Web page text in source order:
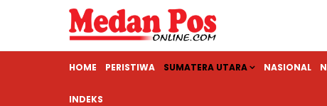
HOME PERISTIWA SUMATERA UTARA NASIONAL
INDEKS